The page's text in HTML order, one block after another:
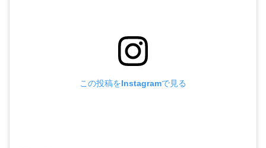
この投稿をInstagramで見る